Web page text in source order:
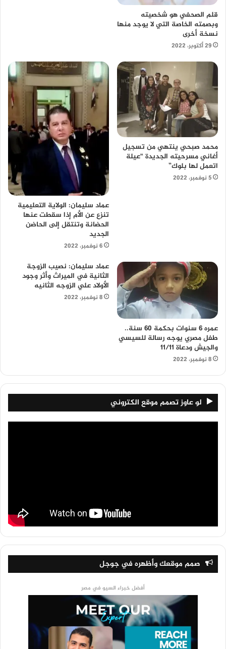
قلم الصحفي هو شخصيته
وبصمته الخاصة التي لا يوجد منها
نسخة أخرى
29 أكتوبر، 2022
محمد صبحي ينتهي من تسجيل
أغاني مسرحيته الجديدة “عيلة
اتعمل لها بلوك”
5 نوفمبر، 2022
عماد سليمان: الولاية التعليمية
تنزع عن الأم إذا سقطت عنها
الحضانة وتنتقل إلى الحاضن
الجديد
6 نوفمبر، 2022
عمره 6 سنوات بحكمة 60 سنة..
طفل مصري يوجه رسالة للسيسي
والجيش ودعاة 11/11
8 نوفمبر، 2022
عماد سليمان: نصيب الزوجة
الثانية في الميراث وأثر وجود
الأولاد علي الزوجه الثانيه
8 نوفمبر، 2022
لو عاوز تصمم موقع الكتروني
صمم موقعك وأظهره في جوجل
أفضل خبراء السيو في مصر